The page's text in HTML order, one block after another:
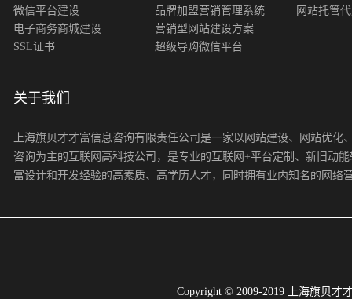
微信平台建设
电子商务商城建设
SSL证书
品牌加盟营销管理系统
营销型网站建设方案
超级导购微信平台
网站托管
关于我们
上海旗贝才才富信息咨询有限责任公司是一家以网站建设、网站优
咨询为主的互联网高科技公司，是专业的互联网+平台定制、新旧动
富设计和开发经验的高素质、高学历人才，同时拥有业内知名的网络
Copyright © 2009-2019 上海旗贝